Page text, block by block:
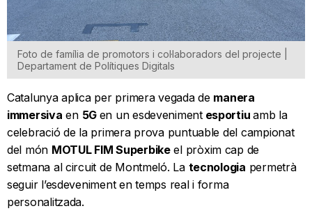
Foto de família de promotors i col·laboradors del projecte |
Departament de Polítiques Digitals
Catalunya aplica per primera vegada de manera
immersiva en 5G en un esdevenimentesportiuamb la
celebració de la primera prova puntuable del campionat
del món MOTUL FIM Superbikeel pròxim cap de
setmana al circuit de Montmeló. La tecnologia permetrà
seguir l’esdeveniment en temps real i forma
personalitzada.